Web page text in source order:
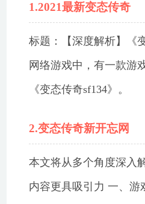
1.2021最新变态传奇
标题：【深度解析】《
网络游戏中，有一款游
《变态传奇sf134》。
2.变态传奇新开忘网
本文将从多个角度深入
内容更具吸引力 一、游